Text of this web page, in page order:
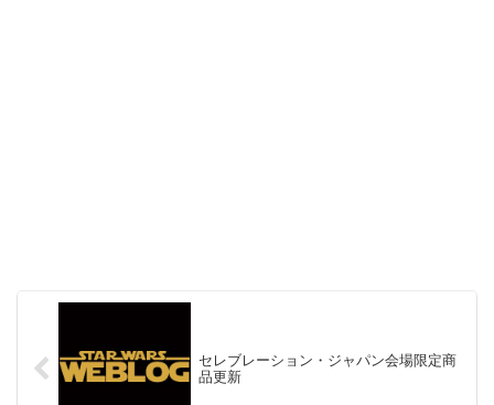
セレブレーション・ジャパン会場限定商
品更新